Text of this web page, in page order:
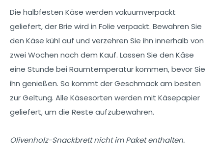
Die halbfesten Käse werden vakuumverpackt
geliefert, der Brie wird in Folie verpackt. Bewahren Sie
den Käse kühl auf und verzehren Sie ihn innerhalb von
zwei Wochen nach dem Kauf. Lassen Sie den Käse
eine Stunde bei Raumtemperatur kommen, bevor Sie
ihn genießen. So kommt der Geschmack am besten
zur Geltung. Alle Käsesorten werden mit Käsepapier
geliefert, um die Reste aufzubewahren.
Olivenholz-Snackbrett nicht im Paket enthalten.